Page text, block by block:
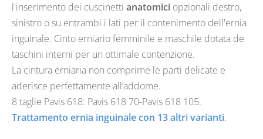
l'inserimento dei cuscinetti anatomici opzionali destro,
sinistro o su entrambi i lati per il contenimento dell'ernia
inguinale. Cinto erniario femminile e maschile dotata de
taschini interni per un ottimale contenzione.
La cintura erniaria non comprime le parti delicate e
aderisce perfettamente all’addome.
8 taglie Pavis 618: Pavis 618 70-Pavis 618 105.
Trattamento ernia inguinale con 13 altri varianti.